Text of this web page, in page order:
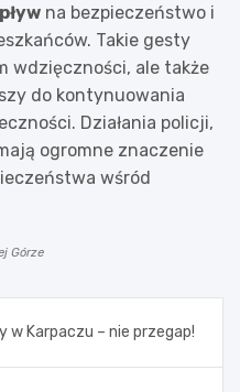
na bezpieczeństwo i
Takie gesty
wdzięczności, ale także
do kontynuowania
Działania policji,
ogromne znaczenie
wśród
Górze
Karpaczu – nie przegap!